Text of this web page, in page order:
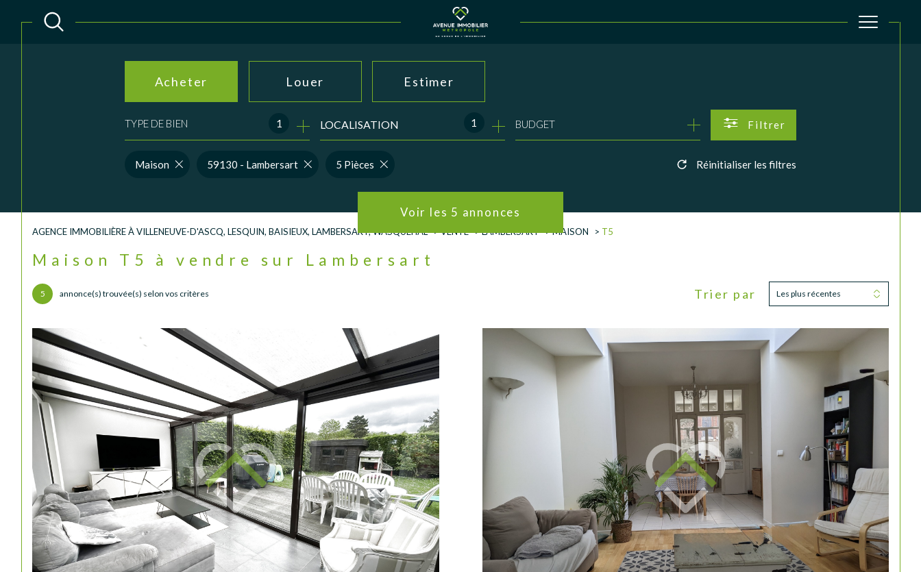
Acheter
de l'ancien
Louer
à l'année
Estimer
TYPE DE BIEN 1 1
LOCALISATION BUDGET filtrer
Voir les 5 annonces
Maison 59130 - Lambersart 5 Pièces Réinitialiser les filtres
AGENCE IMMOBILIÈRE À VILLENEUVE-D'ASCQ, LESQUIN, BAISIEUX, LAMBERSART, WASQUEHAL VENTE LAMBERSART MAISON T5
Maison T5 à vendre sur Lambersart
5 annonce(s) trouvée(s) selon vos critères Trier par Les plus récentes